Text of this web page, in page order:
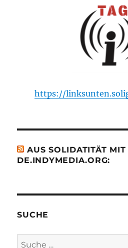
https://
AUS SOLIDATITÄT MIT
DE.INDYMEDIA.ORG:
SUCHE
Suche